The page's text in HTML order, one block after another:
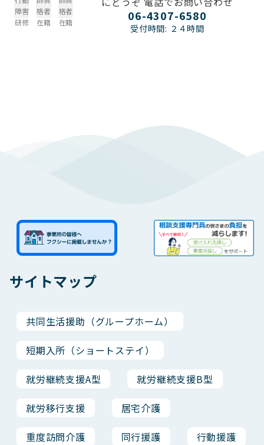
障害
研修
格者
在籍
格者
在籍
06-4307-6580
受付時間: ２４時間
サイトマップ
共同生活援助（グループホーム）
短期入所（ショートステイ）
就労継続支援A型 就労継続支援B型
就労移行支援 居宅介護
重度訪問介護 同行援護 行動援護